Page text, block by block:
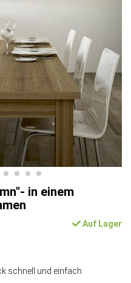
in einem
Auf Lager
schnell und einfach